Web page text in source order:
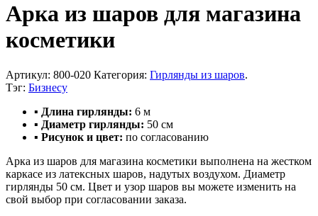
Арка из шаров для магазина
косметики
Артикул: 800-020 Категория: Гирлянды из шаров.
Тэг: Бизнесу
▪ Длина гирлянды: 6 м
▪ Диаметр гирлянды: 50 см
▪ Рисунок и цвет: по согласованию
Арка из шаров для магазина косметики выполнена на жестком
каркасе из латексных шаров, надутых воздухом. Диаметр
гирлянды 50 см. Цвет и узор шаров вы можете изменить на
свой выбор при согласовании заказа.